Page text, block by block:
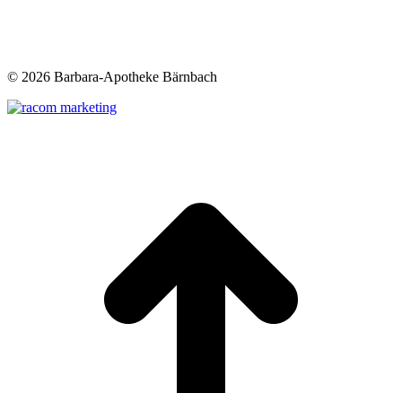
© 2026 Barbara-Apotheke Bärnbach